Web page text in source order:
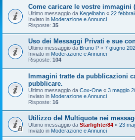
Come caricare le vostre immagini
Ultimo messaggio da Kegelbahn « 22
Inviato in Moderazione e Annunci
Risposte: 35
Uso dei Messaggi Privati e sue
Ultimo messaggio da Bruno P « 7 giugno
Inviato in Moderazione e Annunci
Risposte: 104
Immagini tratte da pubblicazioni
pubblicare.
Ultimo messaggio da Cox-One « 3 maggio
Inviato in Moderazione e Annunci
Risposte: 16
Utilizzo del Multiquote nei
Ultimo messaggio da Starfighter84 « 23
Inviato in Moderazione e Annunci